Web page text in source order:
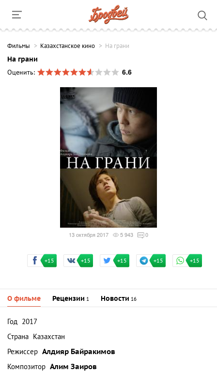
Фильмы Казахстанское кино На грани
На грани
Оценить:
6.6
13 октября 2017 5 943 0
+15 +15 +15 +15 +15
О фильме Рецензии 1 Новости 16
Год 2017
Страна Казахстан
Режиссер Алдияр Байракимов
Композитор Алим Заиров